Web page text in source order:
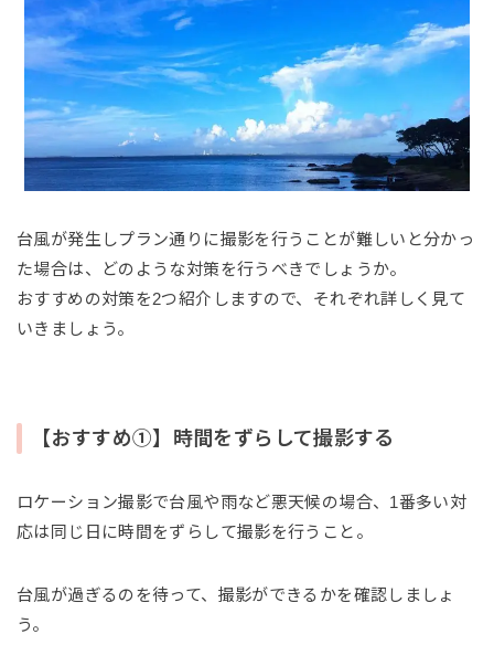
台風が発生しプラン通りに撮影を行うことが難しいと分かっ
た場合は、どのような対策を行うべきでしょうか。
おすすめの対策を2つ紹介しますので、それぞれ詳しく見て
いきましょう。
【おすすめ①】時間をずらして撮影する
ロケーション撮影で台風や雨など悪天候の場合、1番多い対
応は同じ日に時間をずらして撮影を行うこと。
台風が過ぎるのを待って、撮影ができるかを確認しましょ
う。